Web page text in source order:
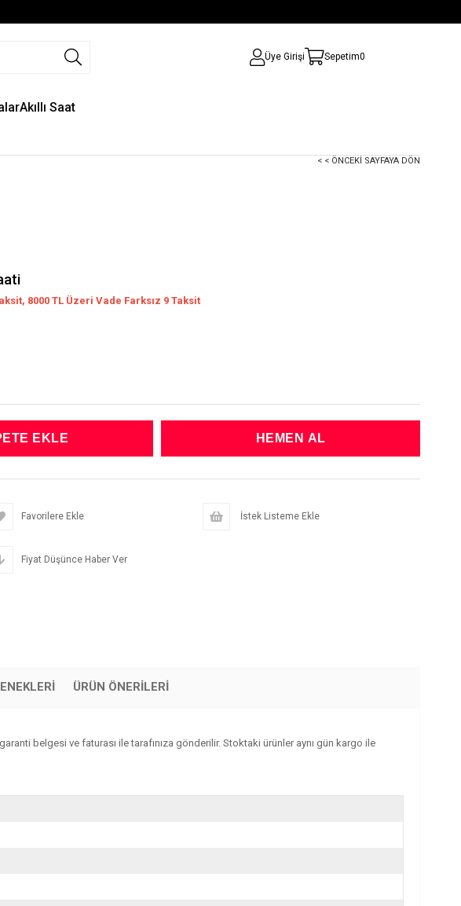
Üye Girişi Sepetim0
Akıllı Saat
< < ÖNCEKI SAYFAYA DÖN
8000 TL Üzeri Vade Farksız 9 Taksit
Favorilere Ekle İstek Listeme Ekle
Fiyat Düşünce Haber Ver
ÜRÜN ÖNERILERI
belgesi ve faturası ile tarafınıza gönderilir. Stoktaki ürünler aynı gün kargo ile